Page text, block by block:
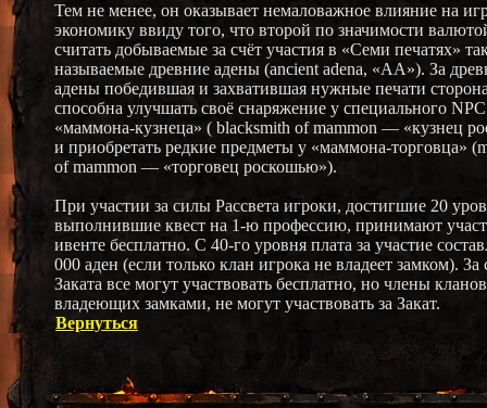
Тем не менее, он оказывает немаловажное влияние на
экономику ввиду того, что второй по значимости
считать добываемые за счёт участия в «Семи печатях»
называемые древние адены (ancient adena, «AA»). За
адены победившая и захватившая нужные печати
способна улучшать своё снаряжение у специального NPC
«маммона-кузнеца» ( blacksmith of mammon — «кузнец
и приобретать редкие предметы у «маммона-торговца»
of mammon — «торговец роскошью»).
При участии за силы Рассвета игроки, достигшие 20
выполнившие квест на 1-ю профессию, принимают
ивенте бесплатно. С 40-го уровня плата за участие
000 аден (если только клан игрока не владеет замком). За
Заката все могут участвовать бесплатно, но члены
владеющих замками, не могут участвовать за Закат.
Вернуться